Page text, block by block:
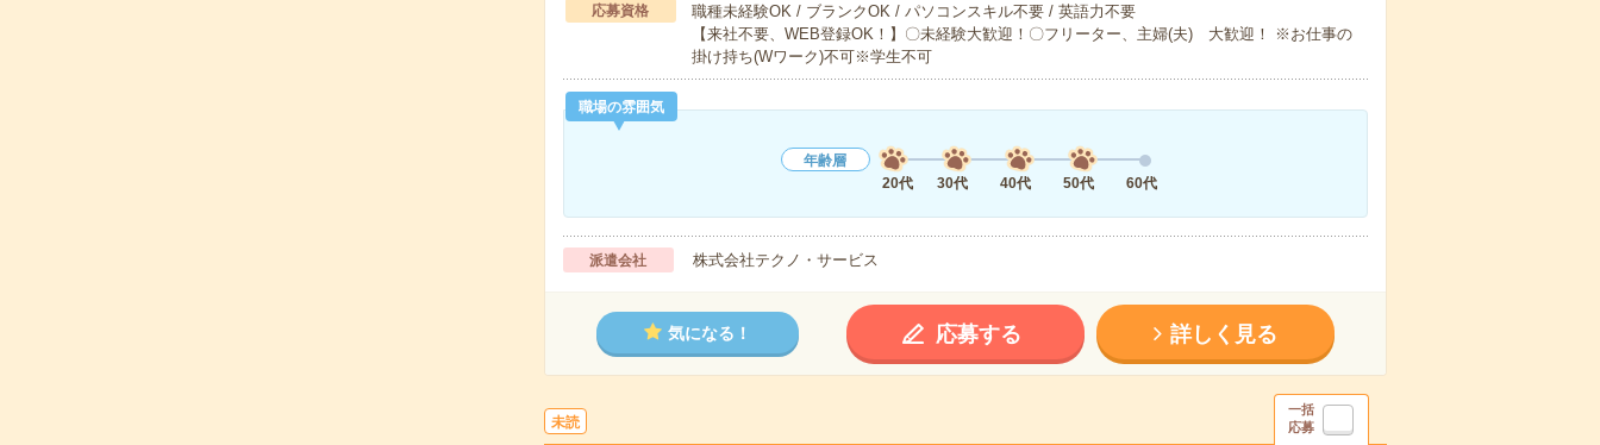
応募資格
職種未経験OK / ブランクOK / パソコンスキル不要 / 英語力不要
【来社不要、WEB登録OK！】〇未経験大歓迎！〇フリーター、主婦(夫) 大歓迎！ ※お仕事の
掛け持ち(Wワーク)不可※学生不可
職場の雰囲気
年齢層
20代
30代 40代 50代 60代
派遣会社 株式会社テクノ・サービス
気になる！ 応募する 詳しく見る
未読
一括
応募